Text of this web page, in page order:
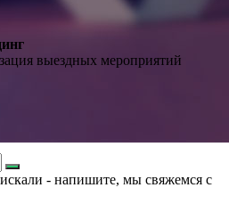
выездных мероприятий
- напишите, мы свяжемся с